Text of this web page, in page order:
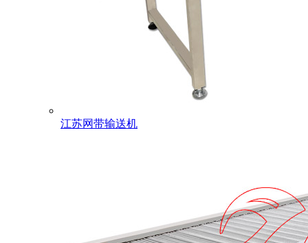
江苏网带输送机